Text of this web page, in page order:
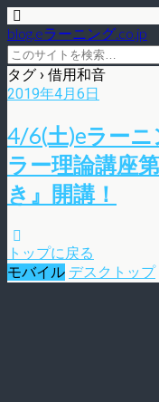
blog.eラーニング.co.jp
タグ › 借用和音
2019年4月6日
4/6(土)eラー
ラー理論講座
き』開講！
トップに戻る
モバイル デスクトップ